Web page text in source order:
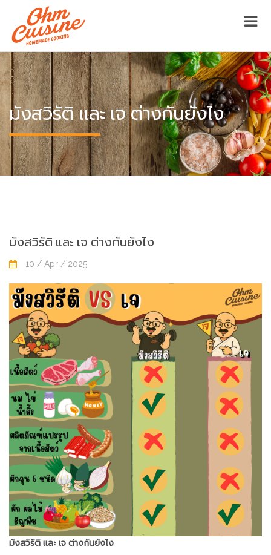
มังสวิรัติ และ เจ ต่างกันยังไง
มังสวิรัติ และ เจ ต่างกันยังไง
10 / Apr / 2025
มังสวิรัติ และ เจ ต่างกันยังไง